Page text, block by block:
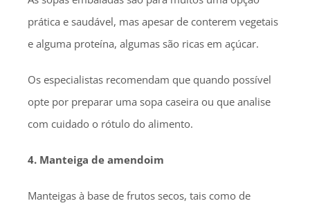
prática e saudável, mas apesar de conterem vegetais
e alguma proteína, algumas são ricas em açúcar.
Os especialistas recomendam que quando possível
opte por preparar uma sopa caseira ou que analise
com cuidado o rótulo do alimento.
4. Manteiga de amendoim
Manteigas à base de frutos secos, tais como de